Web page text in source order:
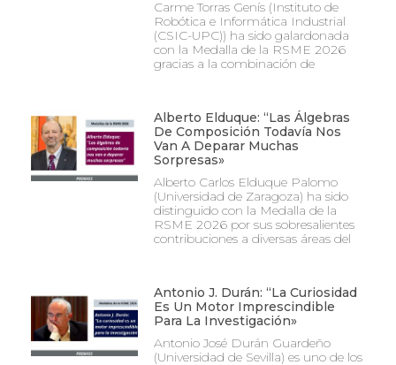
Carme Torras Genís (Instituto de
Robótica e Informática Industrial
(CSIC-UPC)) ha sido galardonada
con la Medalla de la RSME 2026
gracias a la combinación de
Alberto Elduque: “Las Álgebras
De Composición Todavía Nos
Van A Deparar Muchas
Sorpresas»
Alberto Carlos Elduque Palomo
(Universidad de Zaragoza) ha sido
distinguido con la Medalla de la
RSME 2026 por sus sobresalientes
contribuciones a diversas áreas del
Antonio J. Durán: “La Curiosidad
Es Un Motor Imprescindible
Para La Investigación»
Antonio José Durán Guardeño
(Universidad de Sevilla) es uno de los